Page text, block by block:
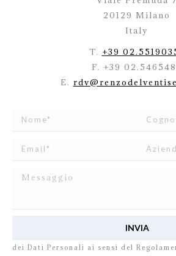
20129 Milano
Italy
T. +39
F. +39
E.
dei Dati Personali ai sensi del